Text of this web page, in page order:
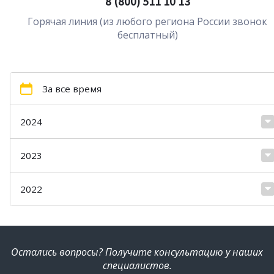
Горячая линия (из любого региона России звонок
бесплатный)
За все время
2024
2023
2022
Остались вопросы? Получите консультацию у наших
специалистов.